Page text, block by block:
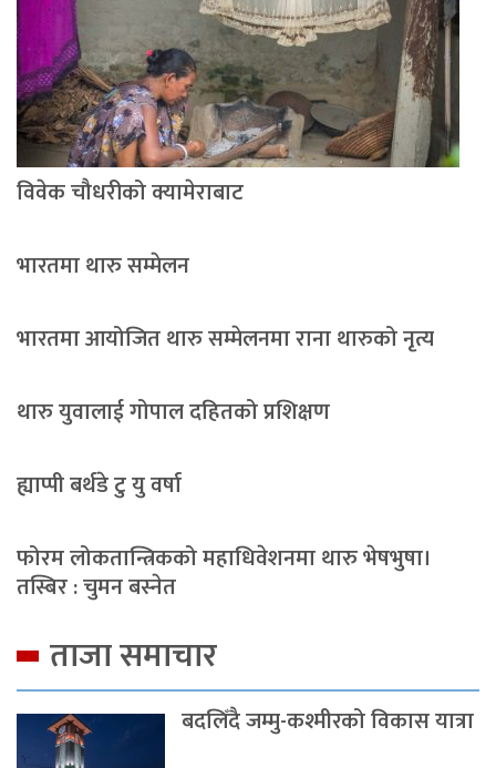
विवेक चौधरीको क्यामेराबाट
भारतमा थारु सम्मेलन
भारतमा आयोजित थारु सम्मेलनमा राना थारुको नृत्य
थारु युवालाई गोपाल दहितको प्रशिक्षण
ह्याप्पी बर्थडे टु यु वर्षा
फोरम लोकतान्त्रिकको महाधिवेशनमा थारु भेषभुषा।
तस्बिर : चुमन बस्नेत
ताजा समाचार
बदलिँदै जम्मु-कश्मीरको विकास यात्रा